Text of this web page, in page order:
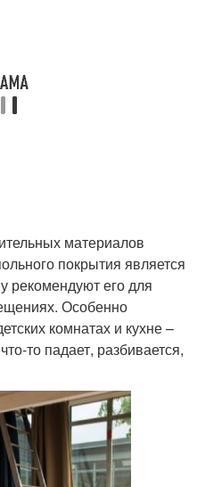
материалов
покрытия является
рекомендуют его для
Особенно
комнатах и кухне –
то падает, разбивается,